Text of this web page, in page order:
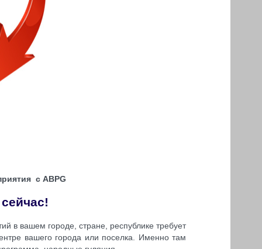
с ABPG
в вашем городе, стране, республике требует
вашего города или поселка. Именно там